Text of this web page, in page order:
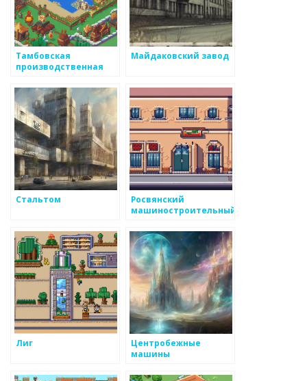
Тамбовская
производственная
Майдаковский завод
Стальтом
Росвянский
машиностроительный
Лиг
Центробежные
машины